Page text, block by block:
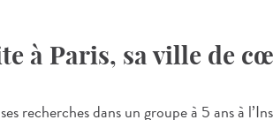
à Paris, sa ville de
recherches dans un groupe à 5 ans à